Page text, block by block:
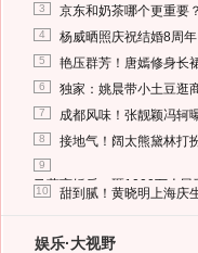
3 京东和奶茶哪个更重要
4 杨威晒照庆祝结婚8周
5 艳压群芳！唐嫣修身长
6 独家：姚晨带小土豆逛
7 成都风味！张靓颖冯轲
8 接地气！阔太熊黛林打
9
马蓉离婚后，砸1000万人民
10 甜到腻！黄晓明上海庆
娱乐·大视野